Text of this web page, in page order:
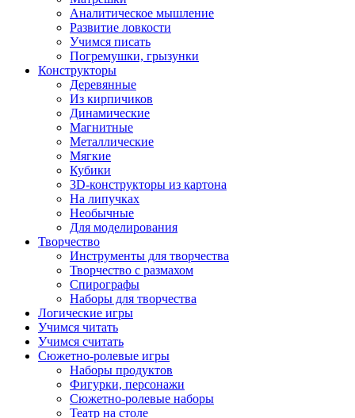
Аналитическое мышление
Развитие ловкости
Учимся писать
Погремушки, грызунки
Конструкторы
Деревянные
Из кирпичиков
Динамические
Магнитные
Металлические
Мягкие
Кубики
3D-конструкторы из картона
На липучках
Необычные
Для моделирования
Творчество
Инструменты для творчества
Творчество с размахом
Спирографы
Наборы для творчества
Логические игры
Учимся читать
Учимся считать
Сюжетно-ролевые игры
Наборы продуктов
Фигурки, персонажи
Сюжетно-ролевые наборы
Театр на столе